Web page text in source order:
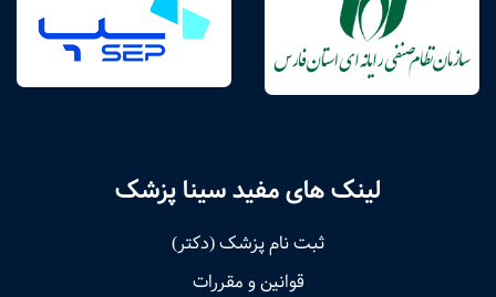
لینک های مفید سینا پزشک
ثبت نام پزشک (دکتر)
قوانین و مقررات